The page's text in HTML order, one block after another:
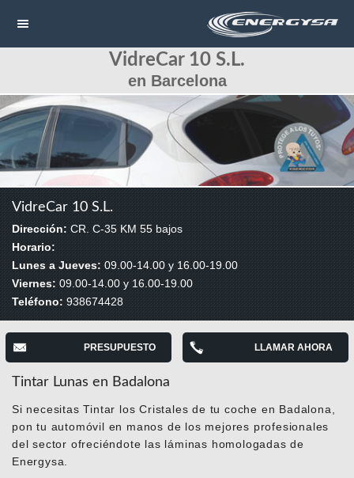
HOME
CONTACTAR
LLAMAR
VidreCar 10 S.L.
en Barcelona
VidreCar 10 S.L.
Dirección: CR. C-35 KM 55 bajos
Horario:
Lunes a Jueves:09.00-14.00 y 16.00-19.00
Viernes:09.00-14.00 y 16.00-19.00
Teléfono:938674428
PRESUPUESTO LLAMAR AHORA
Tintar Lunas en Badalona
Si necesitas Tintar los Cristales de tu coche en Badalona,
pon tu automóvil en manos de los mejores profesionales
del sector ofreciéndote las láminas homologadas de
Energysa.